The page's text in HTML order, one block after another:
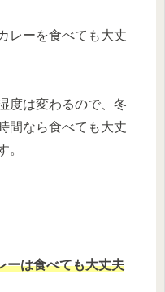
レーを食べても大丈
度は変わるので、冬
間なら食べても大丈
。
ーは食べても大丈夫